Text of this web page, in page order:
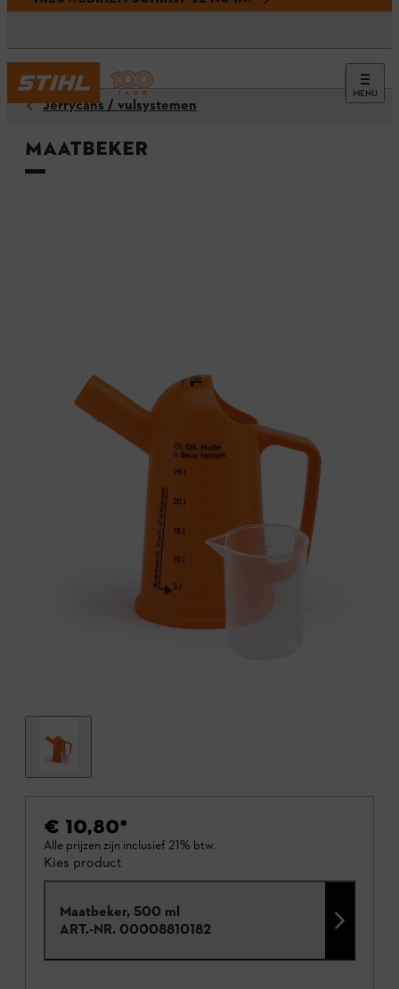
MENU
Jerrycans / vulsystemen
Maatbeker
€ 10,80*
Alle prijzen zijn inclusief 21% btw.
Kies product
Maatbeker, 500 ml
ART.-NR. 00008810182